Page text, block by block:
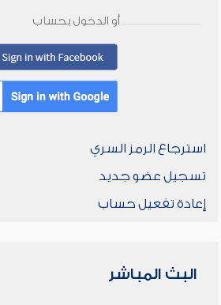
أو الدخول بحساب
استرجاع الرمز السري
تسجيل عضو جديد
إعادة تفعيل حساب
البث المباشر